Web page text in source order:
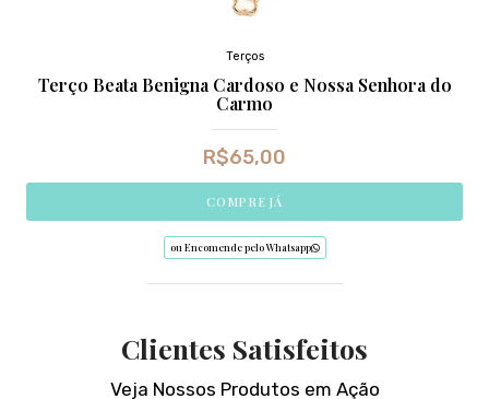
Terços
Terço Beata Benigna Cardoso e Nossa Senhora do
Carmo
R$65,00
COMPRE JÁ
ou Encomende pelo Whatsapp
Clientes Satisfeitos
Veja Nossos Produtos em Ação